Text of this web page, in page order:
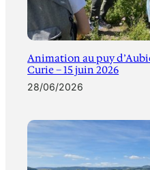
Animation au puy
Curie – 15 juin 2026
28/06/2026